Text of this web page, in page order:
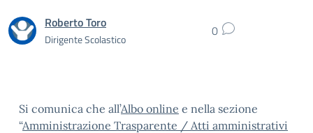
Roberto Toro
Dirigente Scolastico 0
Si comunica che all’Albo online e nella sezione
“Amministrazione Trasparente / Atti amministrativi